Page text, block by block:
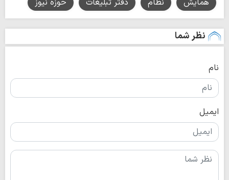
همایش نظام دفتر تبلیغات حوزه نیوز
نظر شما
نام
ایمیل